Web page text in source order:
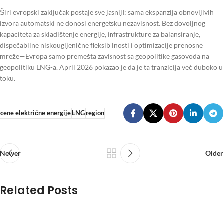
Širi evropski zaključak postaje sve jasnijI: sama ekspanzija obnovljivih
izvora automatski ne donosi energetsku nezavisnost. Bez dovoljnog
kapaciteta za skladištenje energije, infrastrukture za balansiranje,
dispečabilne niskougljenične fleksibilnosti i optimizacije prenosne
mreže—Evropa samo premešta zavisnost sa geopolitike gasovoda na
geopolitiku LNG-a. April 2026 pokazao je da je ta tranzicija već duboko u
toku.
cene električne energijeLNGregion
Newer Older
Related Posts